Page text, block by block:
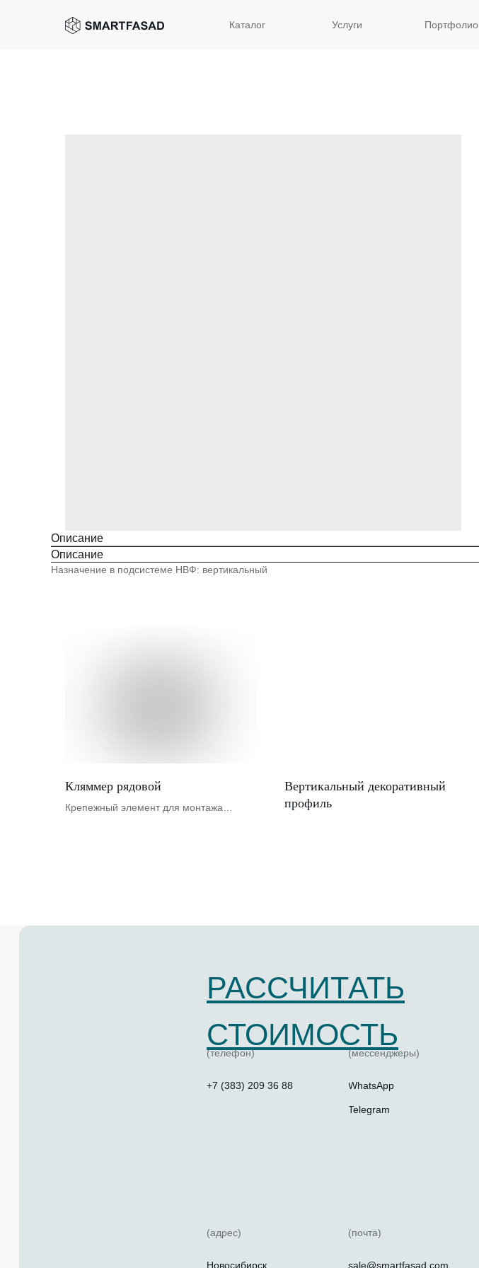
Услуги Портфолио
Каталог
Описание
Описание
Назначение в подсистеме НВФ: вертикальный
Кляммер рядовой
Крепежный элемент для монтажа
Вертикальный декоративный
профиль
РАССЧИТАТЬ
СТОИМОСТЬ
(телефон) (мессенджеры)
(почта)
(адрес)
Новосибирск, sale@smartfasad.com
+7 (383) 209 36 88 WhatsApp
Telegram